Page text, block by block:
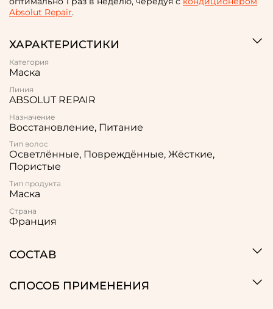
Absolut Repair.
ХАРАКТЕРИСТИКИ
Категория
Маска
Линия
ABSOLUT REPAIR
Назначение
Восстановление, Питание
Тип волос
Осветлённые, Повреждённые, Жёсткие,
Пористые
Тип продукта
Маска
Страна
Франция
СОСТАВ
СПОСОБ ПРИМЕНЕНИЯ